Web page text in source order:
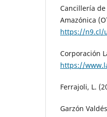
Cancillería
Amazónica
https://n9.cl/
Corporación
https://
Ferrajoli, L.
Garzón